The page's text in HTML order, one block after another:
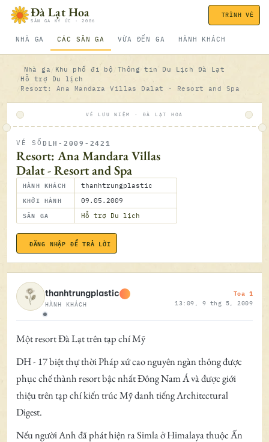
Bỏ qua nội dungĐà Lạt Hoa
SÂN GA KÝ ỨC · 2006
NHÀ GA CÁC SÂN GA VỪA ĐẾN GA HÀNH KHÁCH
TRÌNH VÉ
Nhà ga Khu phố đi bộ
Thông tin Du Lịch Đà Lạt
Hỗ trợ Du lịch
Resort: Ana Mandara Villas Dalat - Resort and Spa
VÉ LƯU NIỆM · ĐÀ LẠT HOA
VÉ SỐ DLH-2009-2421
Resort: Ana Mandara Villas
Dalat - Resort and Spa
HÀNH KHÁCH thanhtrungplastic
KHỞI HÀNH 09.05.2009
SÂN GA Hỗ trợ Du lịch
ĐĂNG NHẬP ĐỂ TRẢ LỜI
Ngoại tuyến
thanhtrungplastic
HÀNH KHÁCH
Toa 1
13:09, 9 thg 5, 2009
Một resort Đà Lạt trên tạp chí Mỹ
DH - 17 biệt thự thời Pháp xứ cao nguyên ngàn thông được
phục chế thành resort bậc nhất Đông Nam Á và được giới
thiệu trên tạp chí kiến trúc Mỹ danh tiếng Architectural
Digest.
Nếu người Anh đã phát hiện ra Simla ở Himalaya thuộc Ấn